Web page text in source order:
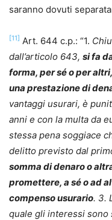
saranno dovuti
[11] Art. 644 c.p.: “1.
dall’articolo 643, si fa
forma, per sé o per
una prestazionedi
vantaggi usurari, è
anni e con la multa da
stessa pena soggiace
delitto previsto dal
somma di denaro o
promettere, a sé o ad
compenso usurario. 3.
quale gli interessi sono